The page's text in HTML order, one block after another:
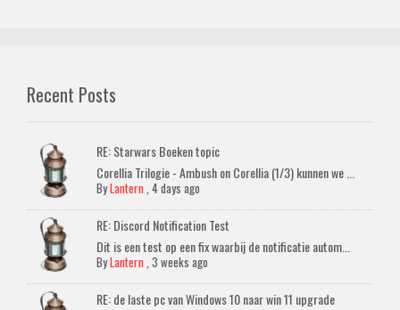
Recent Posts
RE: Starwars Boeken topic
Corellia Trilogie - Ambush on Corellia (1/3) kunnen we ...
ByLantern ,4 days ago
RE: Discord Notification Test
Dit is een test op een fix waarbij de notificatie autom...
ByLantern ,3 weeks ago
RE: de laste pc van Windows 10 naar win 11 upgrade